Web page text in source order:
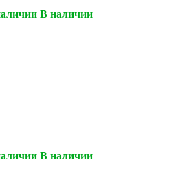
В наличии
В наличии